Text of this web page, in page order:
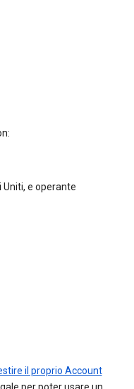
e operante
il proprio Account
per poter usare un